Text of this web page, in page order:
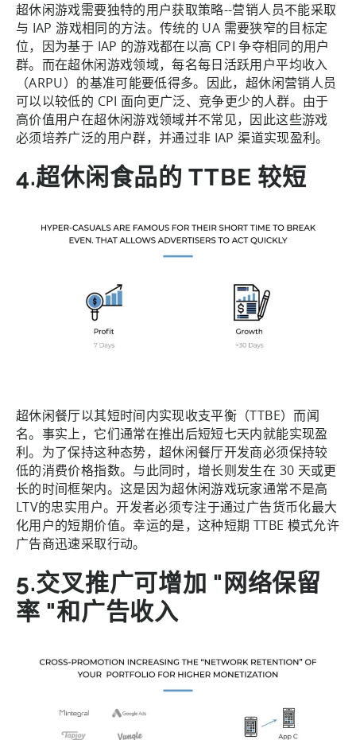
超休闲游戏需要独特的用户获取策略--营销人员不能采取
与 IAP 游戏相同的方法。传统的 UA 需要狭窄的目标定
位，因为基于 IAP 的游戏都在以高 CPI 争夺相同的用户
群。而在超休闲游戏领域，每名每日活跃用户平均收入
（ARPU）的基准可能要低得多。因此，超休闲营销人员
可以以较低的 CPI 面向更广泛、竞争更少的人群。由于
高价值用户在超休闲游戏领域并不常见，因此这些游戏
必须培养广泛的用户群，并通过非 IAP 渠道实现盈利。
4.超休闲食品的 TTBE 较短
超休闲餐厅以其短时间内实现收支平衡（TTBE）而闻
名。事实上，它们通常在推出后短短七天内就能实现盈
利。为了保持这种态势，超休闲餐厅开发商必须保持较
低的消费价格指数。与此同时，增长则发生在 30 天或更
长的时间框架内。这是因为超休闲游戏玩家通常不是高
LTV的忠实用户。开发者必须专注于通过广告货币化最大
化用户的短期价值。幸运的是，这种短期 TTBE 模式允许
广告商迅速采取行动。
5.交叉推广可增加 "网络保留
率 "和广告收入